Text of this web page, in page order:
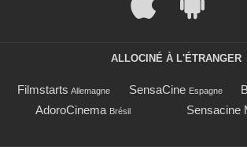
ALLOCINÉ À L'ÉTRANGER
Filmstarts Allemagne SensaCine Espagne
AdoroCinema Brésil Sensacine